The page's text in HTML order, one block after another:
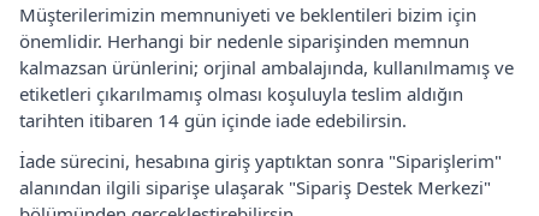
Müşterilerimizin memnuniyeti ve beklentileri bizim için
önemlidir. Herhangi bir nedenle siparişinden memnun
kalmazsan ürünlerini; orjinal ambalajında, kullanılmamış ve
etiketleri çıkarılmamış olması koşuluyla teslim aldığın
tarihten itibaren 14 gün içinde iade edebilirsin.
İade sürecini, hesabına giriş yaptıktan sonra "Siparişlerim"
alanından ilgili siparişe ulaşarak "Sipariş Destek Merkezi"